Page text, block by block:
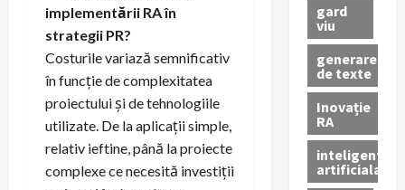
implementării RA în
strategii PR?
Costurile variază semnificativ
în funcție de complexitatea
proiectului și de tehnologiile
utilizate. De la aplicații simple,
relativ ieftine, până la proiecte
complexe ce necesită investiții
gard
viu
generare
de texte
Inovație
RA
inteligenta
artificiala